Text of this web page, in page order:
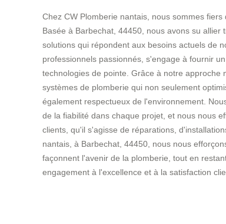
Chez CW Plomberie nantais, nous sommes
Basée à Barbechat, 44450, nous avons su
solutions qui répondent aux besoins actuels de
professionnels passionnés, s'engage à fournir
technologies de pointe. Grâce à notre approche
systèmes de plomberie qui non seulement
également respectueux de l'environnement.
de la fiabilité dans chaque projet, et nous nous
clients, qu'il s'agisse de réparations,
nantais, à Barbechat, 44450, nous nous
façonnent l'avenir de la plomberie, tout en
engagement à l'excellence et à la satisfaction